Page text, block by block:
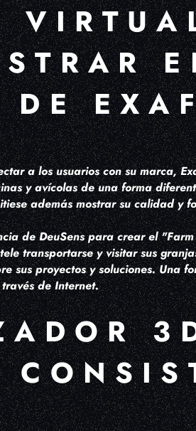
DE
a los usuarios con su marca,
y avícolas de una forma
además mostrar su calidad y
de DeuSens para crear el
transportarse y visitar sus
sus proyectos y soluciones. Una
de Internet.